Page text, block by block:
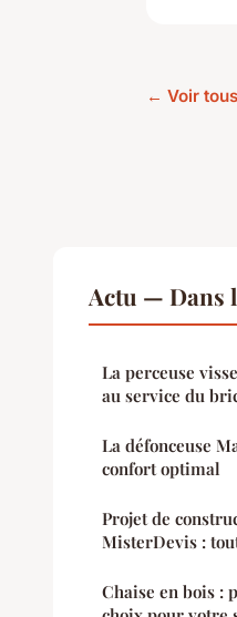
← Voir
Actu — Dans
La perceuse
au service du
La défonceuse
confort optimal
Projet de
MisterDevis :
Chaise en bois :